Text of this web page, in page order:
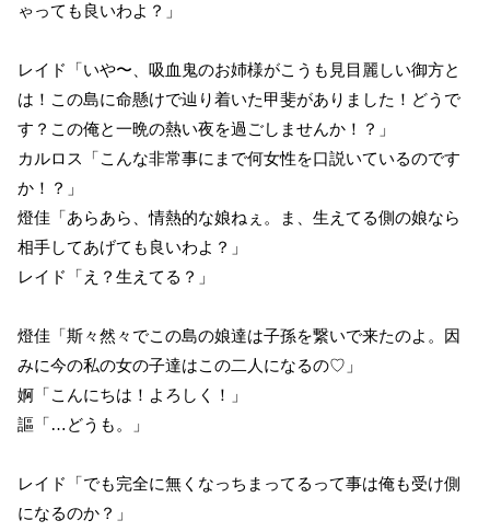
ゃっても良いわよ？」
レイド「いや〜、吸血鬼のお姉様がこうも見目麗しい御方と
は！この島に命懸けで辿り着いた甲斐がありました！どうで
す？この俺と一晩の熱い夜を過ごしませんか！？」
カルロス「こんな非常事にまで何女性を口説いているのです
か！？」
燈佳「あらあら、情熱的な娘ねぇ。ま、生えてる側の娘なら
相手してあげても良いわよ？」
レイド「え？生えてる？」
燈佳「斯々然々でこの島の娘達は子孫を繋いで来たのよ。因
みに今の私の女の子達はこの二人になるの♡」
婀「こんにちは！よろしく！」
謳「…どうも。」
レイド「でも完全に無くなっちまってるって事は俺も受け側
になるのか？」